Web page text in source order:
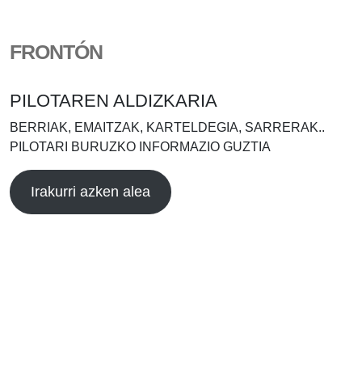
FRONTÓN
PILOTAREN ALDIZKARIA
BERRIAK, EMAITZAK, KARTELDEGIA, SARRERAK..
PILOTARI BURUZKO INFORMAZIO GUZTIA
Irakurri azken alea